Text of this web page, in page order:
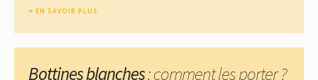
EN SAVOIR PLUS
Bottines blanches: comment les porter ?